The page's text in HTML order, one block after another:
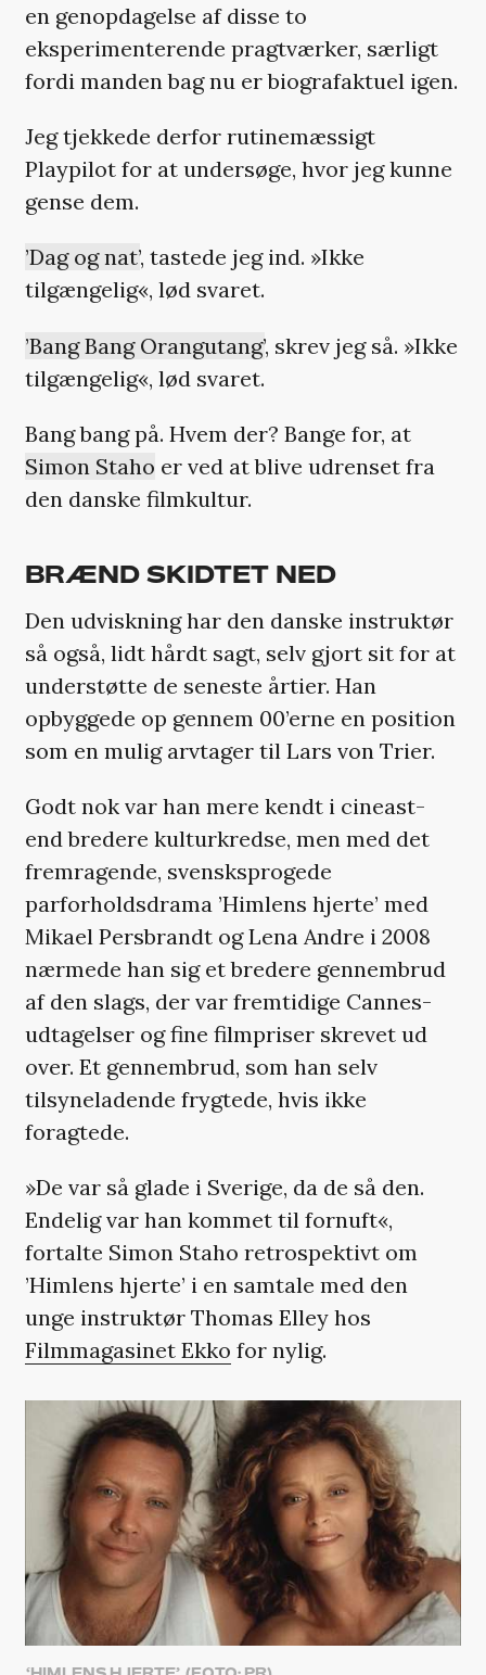
en genopdagelse af disse to
eksperimenterende pragtværker, særligt
fordi manden bag nu er biografaktuel igen.
Jeg tjekkede derfor rutinemæssigt
Playpilot for at undersøge, hvor jeg kunne
gense dem.
’Dag og nat’, tastede jeg ind. »Ikke
tilgængelig«, lød svaret.
’Bang Bang Orangutang’, skrev jeg så. »Ikke
tilgængelig«, lød svaret.
Bang bang på. Hvem der? Bange for, at
Simon Staho er ved at blive udrenset fra
den danske filmkultur.
BRÆND SKIDTET NED
Den udviskning har den danske instruktør
så også, lidt hårdt sagt, selv gjort sit for at
understøtte de seneste årtier. Han
opbyggede op gennem 00’erne en position
som en mulig arvtager til Lars von Trier.
Godt nok var han mere kendt i cineast-
end bredere kulturkredse, men med det
fremragende, svensksprogede
parforholdsdrama ’Himlens hjerte’ med
Mikael Persbrandt og Lena Andre i 2008
nærmede han sig et bredere gennembrud
af den slags, der var fremtidige Cannes-
udtagelser og fine filmpriser skrevet ud
over. Et gennembrud, som han selv
tilsyneladende frygtede, hvis ikke
foragtede.
»De var så glade i Sverige, da de så den.
Endelig var han kommet til fornuft«,
fortalte Simon Staho retrospektivt om
’Himlens hjerte’ i en samtale med den
unge instruktør Thomas Elley hos
Filmmagasinet Ekko for nylig.